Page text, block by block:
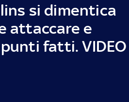
si dimentica
attaccare e
fatti. VIDEO